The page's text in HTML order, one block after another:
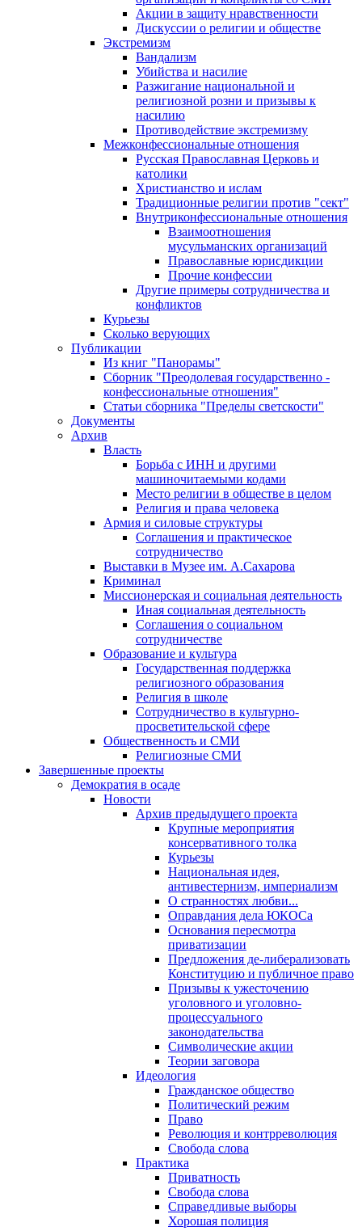
Акции в защиту нравственности
Дискуссии о религии и обществе
Экстремизм
Вандализм
Убийства и насилие
Разжигание национальной и
религиозной розни и призывы к
насилию
Противодействие экстремизму
Межконфессиональные отношения
Русская Православная Церковь и
католики
Христианство и ислам
Традиционные религии против "сект"
Внутриконфессиональные отношения
Взаимоотношения
мусульманских организаций
Православные юрисдикции
Прочие конфессии
Другие примеры сотрудничества и
конфликтов
Курьезы
Сколько верующих
Публикации
Из книг "Панорамы"
Сборник "Преодолевая государственно -
конфессиональные отношения"
Статьи сборника "Пределы светскости"
Документы
Архив
Власть
Борьба с ИНН и другими
машиночитаемыми кодами
Место религии в обществе в целом
Религия и права человека
Армия и силовые структуры
Соглашения и практическое
сотрудничество
Выставки в Музее им. А.Сахарова
Криминал
Миссионерская и социальная деятельность
Иная социальная деятельность
Соглашения о социальном
сотрудничестве
Образование и культура
Государственная поддержка
религиозного образования
Религия в школе
Сотрудничество в культурно-
просветительской сфере
Общественность и СМИ
Религиозные СМИ
Завершенные проекты
Демократия в осаде
Новости
Архив предыдущего проекта
Крупные мероприятия
консервативного толка
Курьезы
Национальная идея,
антивестернизм, империализм
О странностях любви...
Оправдания дела ЮКОСа
Основания пересмотра
приватизации
Предложения де-либерализовать
Конституцию и публичное право
Призывы к ужесточению
уголовного и уголовно-
процессуального
законодательства
Символические акции
Теории заговора
Идеология
Гражданское общество
Политический режим
Право
Революция и контрреволюция
Свобода слова
Практика
Приватность
Свобода слова
Справедливые выборы
Хорошая полиция